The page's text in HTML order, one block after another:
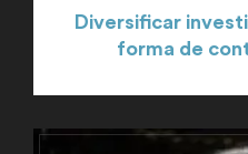
Diversificar
forma de